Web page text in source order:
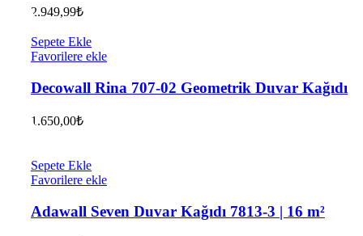
2.949,99₺
Sepete Ekle
Favorilere ekle
Decowall Rina 707-02 Geometrik Duvar Kağıdı
1.650,00₺
Sepete Ekle
Favorilere ekle
Adawall Seven Duvar Kağıdı 7813-3 | 16 m²